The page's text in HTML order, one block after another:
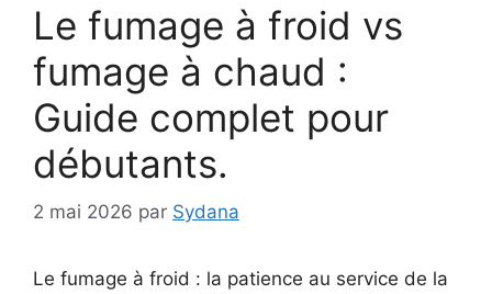
Le fumage à froid vs
fumage à chaud :
Guide complet pour
débutants.
2 mai 2026 par Sydana
Le fumage à froid : la patience au service de la